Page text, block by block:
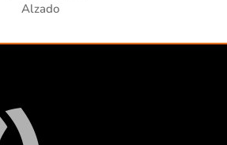
Alzado